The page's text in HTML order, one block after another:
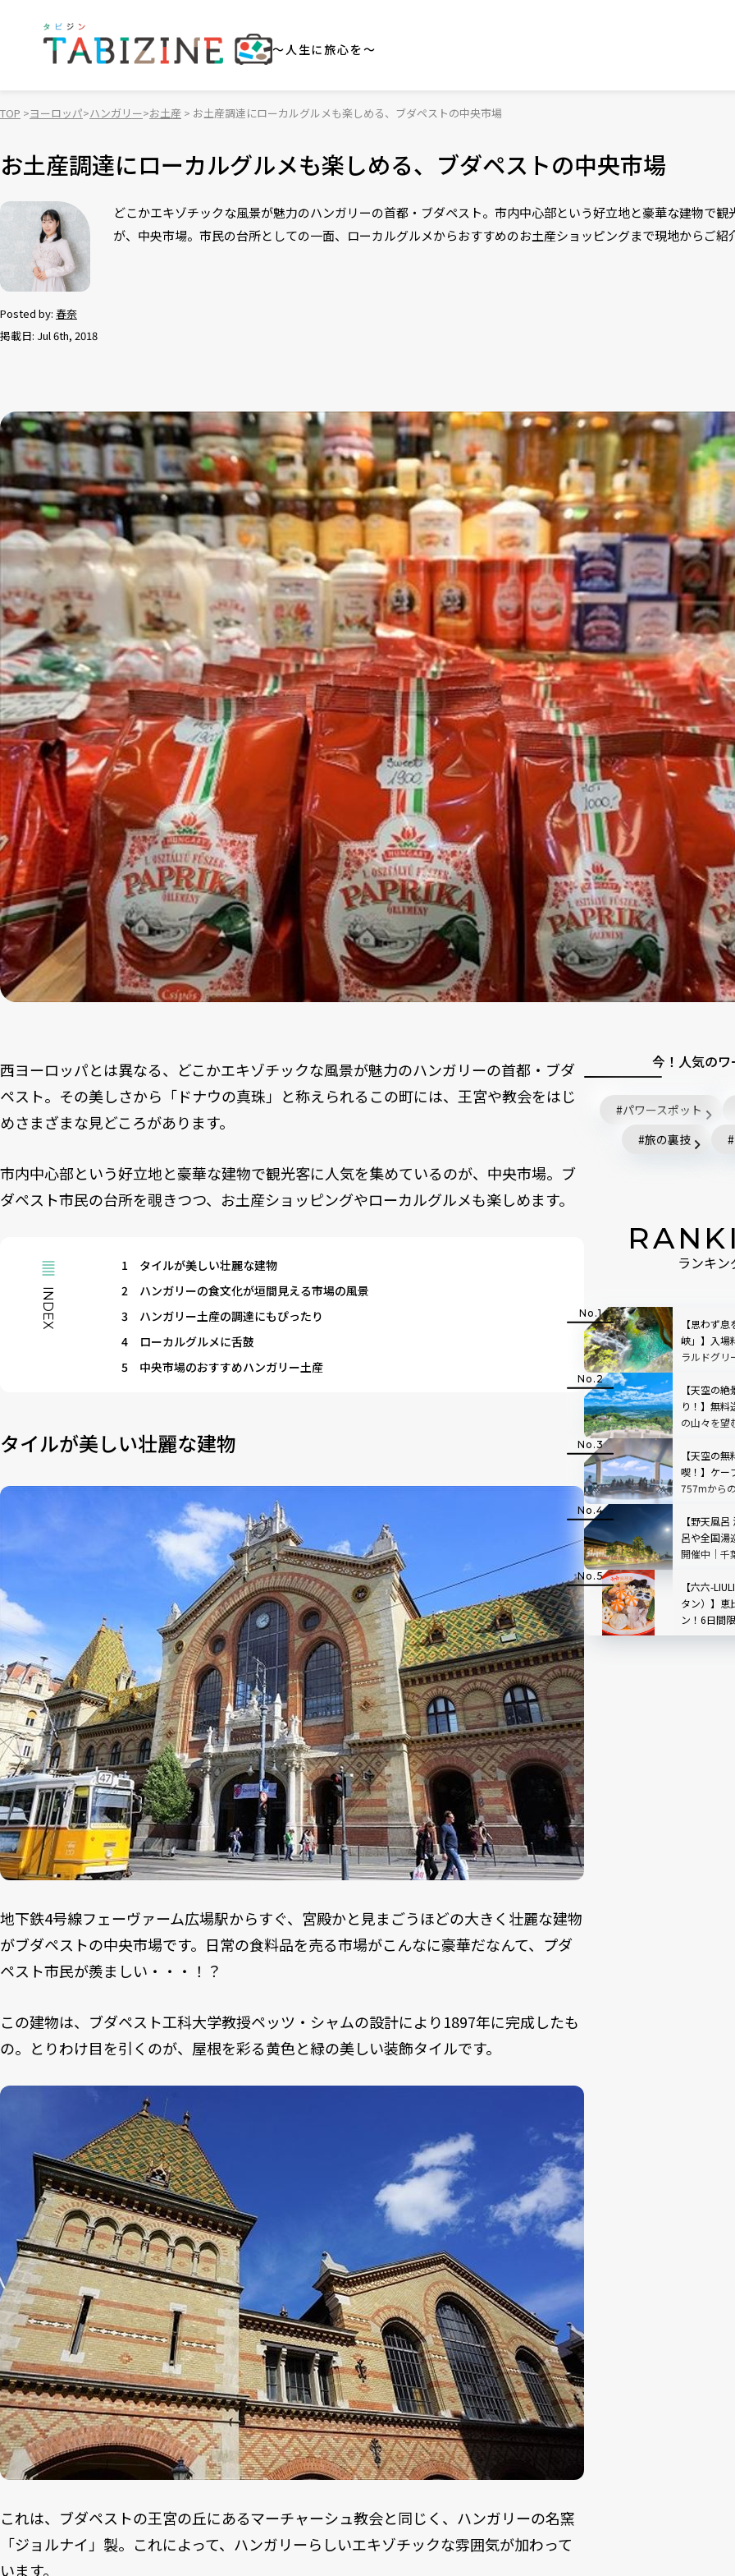
～人生に旅心を～
TOP ヨーロッパ ハンガリー お土産 お土産調達にローカルグルメも楽しめる、ブダペストの中央市場
お土産調達にローカルグルメも楽しめる、ブダペストの中央市場
Posted by: 春奈
掲載日: Jul 6th, 2018
どこかエキゾチックな風景が魅力のハンガリーの首都・ブダペスト。市内中心部という好立地と豪華な建物で
が、中央市場。市民の台所としての一面、ローカルグルメからおすすめのお土産ショッピングまで現地からご紹
西ヨーロッパとは異なる、どこかエキゾチックな風景が魅力のハンガリーの首都・ブダ
ペスト。その美しさから「ドナウの真珠」と称えられるこの町には、王宮や教会をはじ
めさまざまな見どころがあります。
市内中心部という好立地と豪華な建物で観光客に人気を集めているのが、中央市場。ブ
ダペスト市民の台所を覗きつつ、お土産ショッピングやローカルグルメも楽しめます。
INDEX
1
タイルが美しい壮麗な建物
2
ハンガリーの食文化が垣間見える市場の風景
3
ハンガリー土産の調達にもぴったり
4
ローカルグルメに舌鼓
5
中央市場のおすすめハンガリー土産
タイルが美しい壮麗な建物
地下鉄4号線フェーヴァーム広場駅からすぐ、宮殿かと見まごうほどの大きく壮麗な建物
がブダペストの中央市場です。日常の食料品を売る市場がこんなに豪華だなんて、プダ
ペスト市民が羨ましい・・・！？
この建物は、ブダペスト工科大学教授ペッツ・シャムの設計により1897年に完成したも
の。とりわけ目を引くのが、屋根を彩る黄色と緑の美しい装飾タイルです。
これは、ブダペストの王宮の丘にあるマーチャーシュ教会と同じく、ハンガリーの名窯
「ジョルナイ」製。これによって、ハンガリーらしいエキゾチックな雰囲気が加わって
います。
今！人気のワ
パワースポット
旅の裏技
ランキン
【思わず
峡」】入場
ラルドグリ
【天空の
り！】無料
の山々を望
レビュー
【天空の
喫！】ケー
757mから
【野天風
呂や全国湯
開催中｜千
【六六-
タン）】恵
ン！6日間
ペーンも